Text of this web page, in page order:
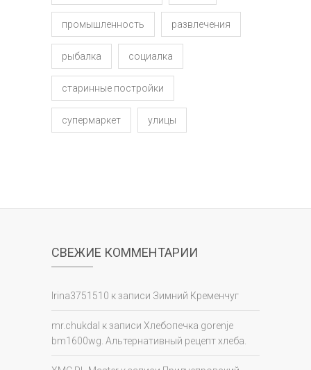
промышленность развлечения
рыбалка социалка
старинные постройки
супермаркет улицы
СВЕЖИЕ КОММЕНТАРИИ
Irina3751510 к записи Зимний Кременчуг
mr.chukdal к записи Хлебопечка gorenje
bm1600wg. Альтернативный рецепт хлеба.